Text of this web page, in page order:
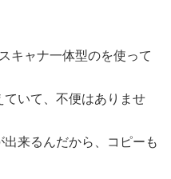
キャナ一体型のを使って
ていて、不便はありませ
来るんだから、コピーも